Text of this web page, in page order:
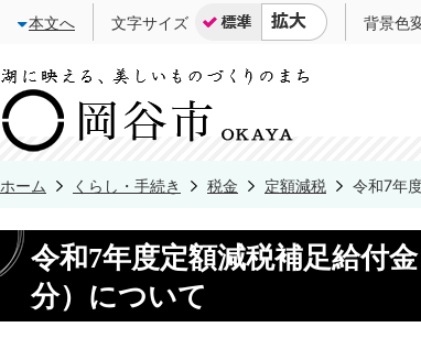
本文へ 文字サイズ 背景色
ホーム くらし・手続き 税金 定額減税 令和7年
令和7年度定額減税補足給付
分）について